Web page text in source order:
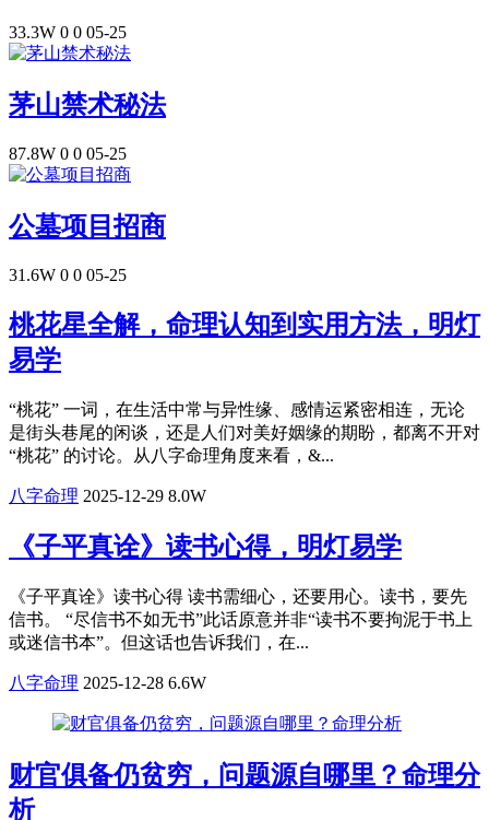
33.3W 0 0 05-25
茅山禁术秘法
87.8W 0 0 05-25
公墓项目招商
31.6W 0 0 05-25
桃花星全解，命理认知到实用方法，明灯
易学
“桃花” 一词，在生活中常与异性缘、感情运紧密相连，无论
是街头巷尾的闲谈，还是人们对美好姻缘的期盼，都离不开对
“桃花” 的讨论。从八字命理角度来看，&...
八字命理 2025-12-29 8.0W
《子平真诠》读书心得，明灯易学
​《子平真诠》读书心得 读书需细心，还要用心。读书，要先
信书。 “尽信书不如无书”此话原意并非“读书不要拘泥于书上
或迷信书本”。但这话也告诉我们，在...
八字命理 2025-12-28 6.6W
财官俱备仍贫穷，问题源自哪里？命理分
析